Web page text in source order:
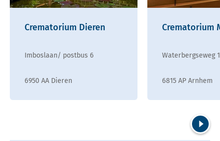
Crematorium Dieren
Imboslaan/ postbus 6
6950 AA Dieren
Crematorium
Waterbergseweg
6815 AP Arnhem